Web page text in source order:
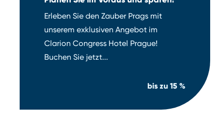
Erleben Sie den Zauber Prags mit
unserem exklusiven Angebot im
Clarion Congress Hotel Prague!
Buchen Sie jetzt...
bis zu 15 %